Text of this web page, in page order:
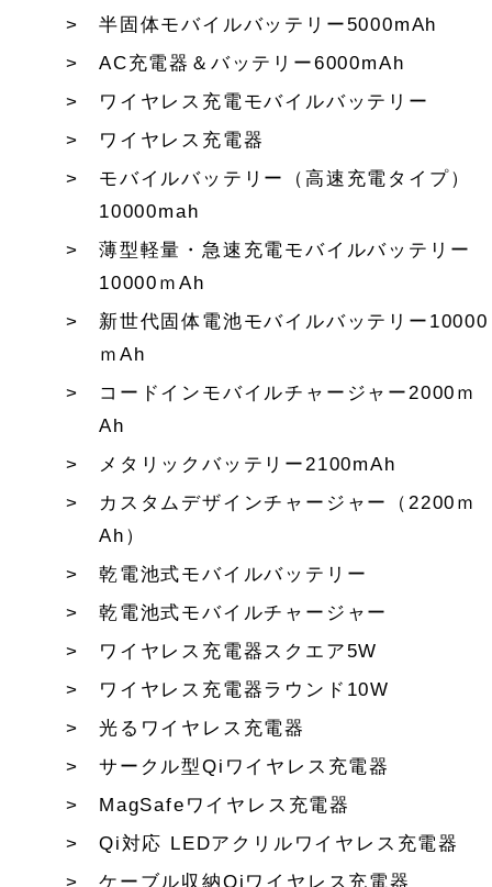
半固体モバイルバッテリー5000mAh
AC充電器＆バッテリー6000mAh
ワイヤレス充電モバイルバッテリー
ワイヤレス充電器
モバイルバッテリー（高速充電タイプ）
10000mah
薄型軽量・急速充電モバイルバッテリー
10000ｍAh
新世代固体電池モバイルバッテリー10000
ｍAh
コードインモバイルチャージャー2000ｍ
Ah
メタリックバッテリー2100mAh
カスタムデザインチャージャー（2200ｍ
Ah）
乾電池式モバイルバッテリー
乾電池式モバイルチャージャー
ワイヤレス充電器スクエア5W
ワイヤレス充電器ラウンド10W
光るワイヤレス充電器
サークル型Qiワイヤレス充電器
MagSafeワイヤレス充電器
Qi対応 LEDアクリルワイヤレス充電器
ケーブル収納Qiワイヤレス充電器